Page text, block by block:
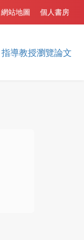
指導教授瀏覽論文
個人書房
網站地圖